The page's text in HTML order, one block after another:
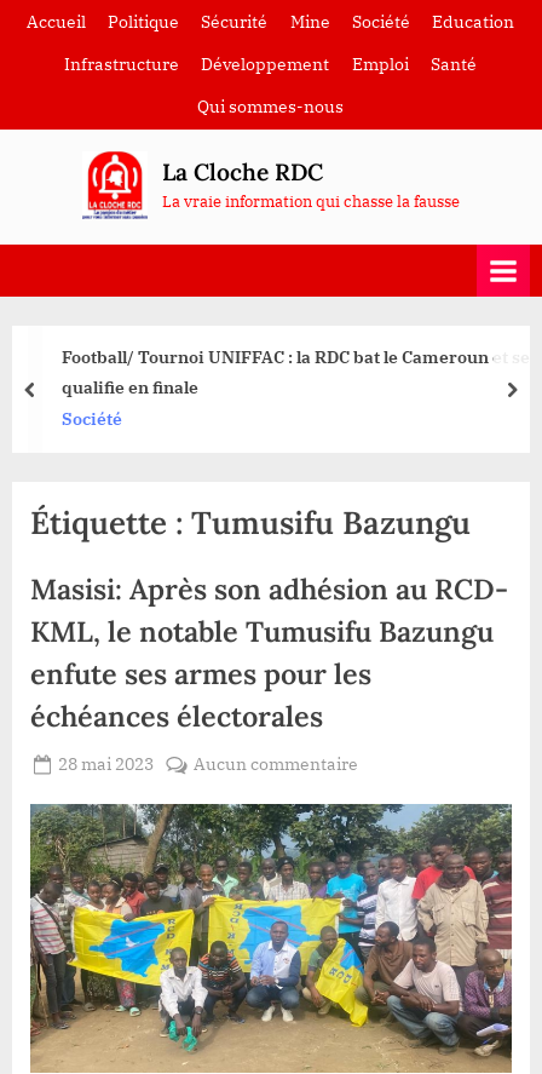
SkipAccueil Politique Sécurité Mine Société
Education
Infrastructure
Développement Emploi
Santé
Qui sommes-nous
La Cloche RDC
La vraie information qui chasse la fausse
Football/ Tournoi UNIFFAC : la RDC bat le Cameroun et se
qualifie en finale
Société
prev
Étiquette : Tumusifu Bazungu
Masisi: Après son adhésion au RCD-
KML, le notable Tumusifu Bazungu
enfute ses armes pour les
échéances électorales
Posted
28 mai 2023
Lacloche
Aucun commentaire
Après
son
adhésion
au
RCD-
KML,
le
notable
Tumusifu
Bazungu